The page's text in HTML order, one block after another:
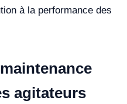
à la performance des
agitateurs